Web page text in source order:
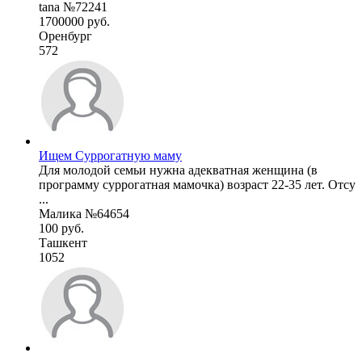
tana №72241
1700000 руб.
Оренбург
572
Ищем Суррогатную маму
Для молодой семьи нужна адекватная женщина (в
программу суррогатная мамочка) возраст 22-35 лет. Отсу
...
Малика №64654
100 руб.
Ташкент
1052